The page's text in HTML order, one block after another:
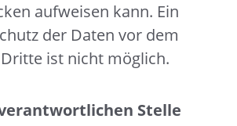
aufweisen kann. Ein
der Daten vor dem
ist nicht möglich.
Stelle